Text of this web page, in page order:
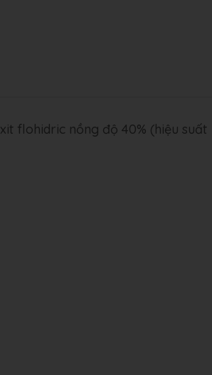
flohidric nồng độ 40% (hiệu suất